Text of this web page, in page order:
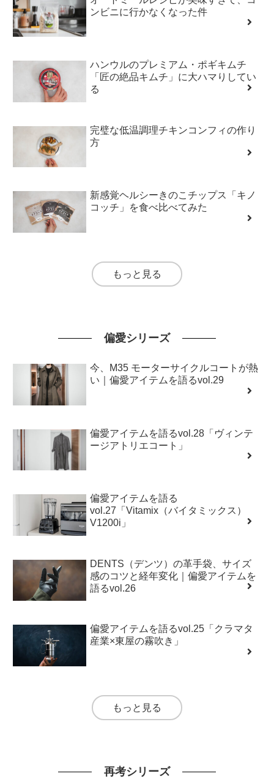
ンビニに行かなくなった件
ハンウルのプレミアム・ポギキムチ
「匠の絶品キムチ」に大ハマりしてい
る
完璧な低温調理チキンコンフィの作り
方
新感覚ヘルシーきのこチップス「キノ
コッチ」を食べ比べてみた
もっと見る
偏愛シリーズ
今、M35 モーターサイクルコートが熱
い｜偏愛アイテムを語るvol.29
偏愛アイテムを語るvol.28「ヴィンテ
ージアトリエコート」
偏愛アイテムを語る
vol.27「Vitamix（バイタミックス）
V1200i」
DENTS（デンツ）の革手袋、サイズ
感のコツと経年変化｜偏愛アイテムを
語るvol.26
偏愛アイテムを語るvol.25「クラマタ
産業×東屋の霧吹き」
もっと見る
再考シリーズ